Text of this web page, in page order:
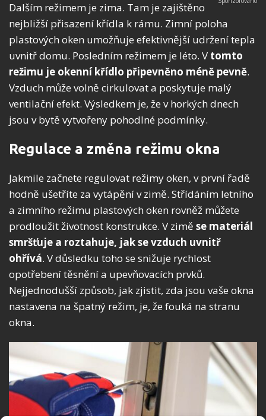
Dalším režimem je zima. Tam je zajištěno
nejbližší přisazení křídla k rámu. Zimní poloha
plastových oken umožňuje efektivnější udržení tepla
uvnitř domu. Posledním režimem je léto. V tomto
režimu je okenní křídlo připevněno méně pevně.
Vzduch může volně cirkulovat a poskytuje malý
ventilační efekt. Výsledkem je, že v horkých dnech
jsou v bytě vytvořeny pohodlné podmínky.
Regulace a změna režimu okna
Jakmile začnete regulovat režimy oken, v první řadě
hodně ušetříte za vytápění v zimě. Střídáním letního
a zimního režimu plastových oken rovněž můžete
prodloužit životnost konstrukce. V zimě se materiál
smršťuje a roztahuje, jak se vzduch uvnitř
ohřívá. V důsledku toho se snižuje rychlost
opotřebení těsnění a upevňovacích prvků.
Nejjednodušší způsob, jak zjistit, zda jsou vaše okna
nastavena na špatný režim, je, že fouká na stranu
okna.